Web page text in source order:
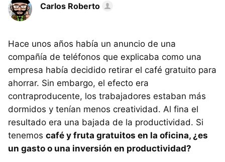
Carlos Roberto
Hace unos años había un anuncio de una
compañía de teléfonos que explicaba como una
empresa había decidido retirar el café gratuito para
ahorrar. Sin embargo, el efecto era
contraproducente, los trabajadores estaban más
dormidos y tenían menos creatividad. Al fina el
resultado era una bajada de la productividad. Si
tenemos café y fruta gratuitos en la oficina, ¿es
un gasto o una inversión en productividad?